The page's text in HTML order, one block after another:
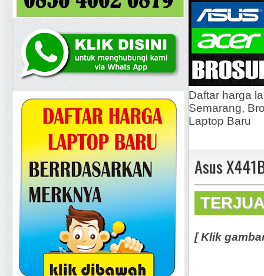
Daftar harga
Semarang,
Laptop Baru
Asus
[ Klik